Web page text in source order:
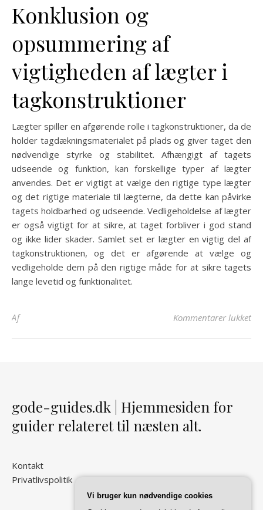
Konklusion og
opsummering af
vigtigheden af lægter i
tagkonstruktioner
Lægter spiller en afgørende rolle i tagkonstruktioner, da de
holder tagdækningsmaterialet på plads og giver taget den
nødvendige styrke og stabilitet. Afhængigt af tagets
udseende og funktion, kan forskellige typer af lægter
anvendes. Det er vigtigt at vælge den rigtige type lægter
og det rigtige materiale til lægterne, da dette kan påvirke
tagets holdbarhed og udseende. Vedligeholdelse af lægter
er også vigtigt for at sikre, at taget forbliver i god stand
og ikke lider skader. Samlet set er lægter en vigtig del af
tagkonstruktionen, og det er afgørende at vælge og
vedligeholde dem på den rigtige måde for at sikre tagets
lange levetid og funktionalitet.
Af Kommentarer lukkettil
gode-guides.dk | Hjemmesiden for
guider relateret til næsten alt.
Kontakt
Privatlivspolitik
Vi bruger kun nødvendige cookies